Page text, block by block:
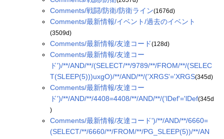
Comments/戦闘/防衛/防衛ライン(1676d)
Comments/最新情報/イベント/過去のイベント
(3509d)
Comments/最新情報/友達コード(128d)
Comments/最新情報/友達コー
ド')/**/AND/**/(SELECT/**/9789/**/FROM/**/(SELEC
T(SLEEP(5)))uxgO)/**/AND/**/('XRGS'='XRGS(345d)
Comments/最新情報/友達コー
ド')/**/AND/**/4408=4408/**/AND/**/('lDef'='lDef(345d
)
Comments/最新情報/友達コード')/**/AND/**/6660=
(SELECT/**/6660/**/FROM/**/PG_SLEEP(5))/**/AN